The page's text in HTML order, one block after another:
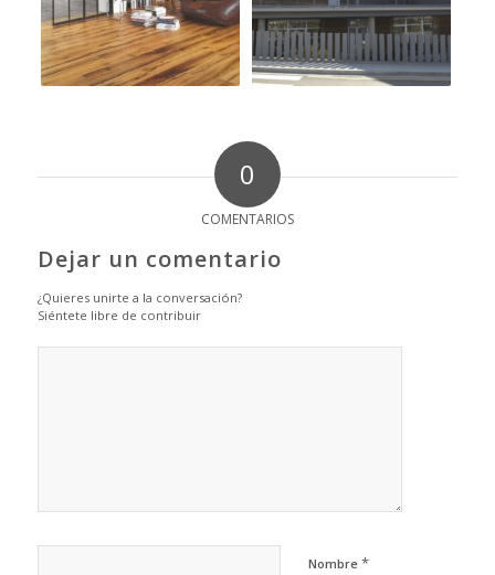
0
COMENTARIOS
Dejar un comentario
¿Quieres unirte a la conversación?
Siéntete libre de contribuir
Nombre *